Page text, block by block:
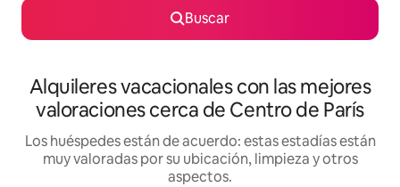
Buscar
Alquileres vacacionales con las mejores
valoraciones cerca de Centro de París
Los huéspedes están de acuerdo: estas estadías están
muy valoradas por su ubicación, limpieza y otros
aspectos.